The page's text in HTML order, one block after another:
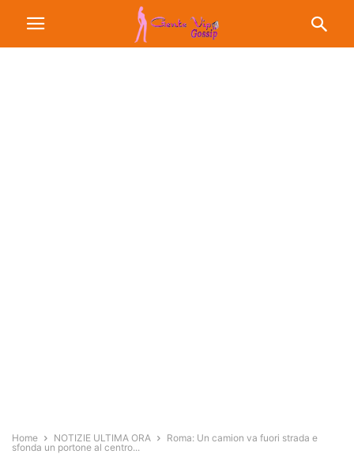
Home NOTIZIE ULTIMA ORA
Roma: Un camion va fuori strada e
sfonda un portone al centro...